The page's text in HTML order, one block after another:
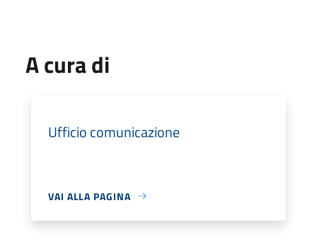
A cura di
Ufficio comunicazione
VAI ALLA PAGINA